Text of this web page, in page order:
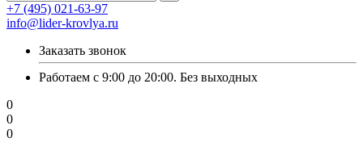
+7 (495) 021-63-97
info@lider-krovlya.ru
Заказать звонок
Работаем с 9:00 до 20:00. Без выходных
0
0
0